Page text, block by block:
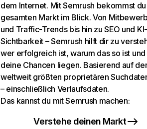
dem Internet. Mit Semrush bekommst
gesamten Markt im Blick. Von
und Traffic-Trends bis hin zu SEO und KI-
Sichtbarkeit – Semrush hilft dir zu
wer erfolgreich ist, warum das so ist
deine Chancen liegen. Basierend auf
weltweit größten proprietären
– einschließlich Verlaufsdaten.
Das kannst du mit Semrush machen:
Verstehe deinen Markt